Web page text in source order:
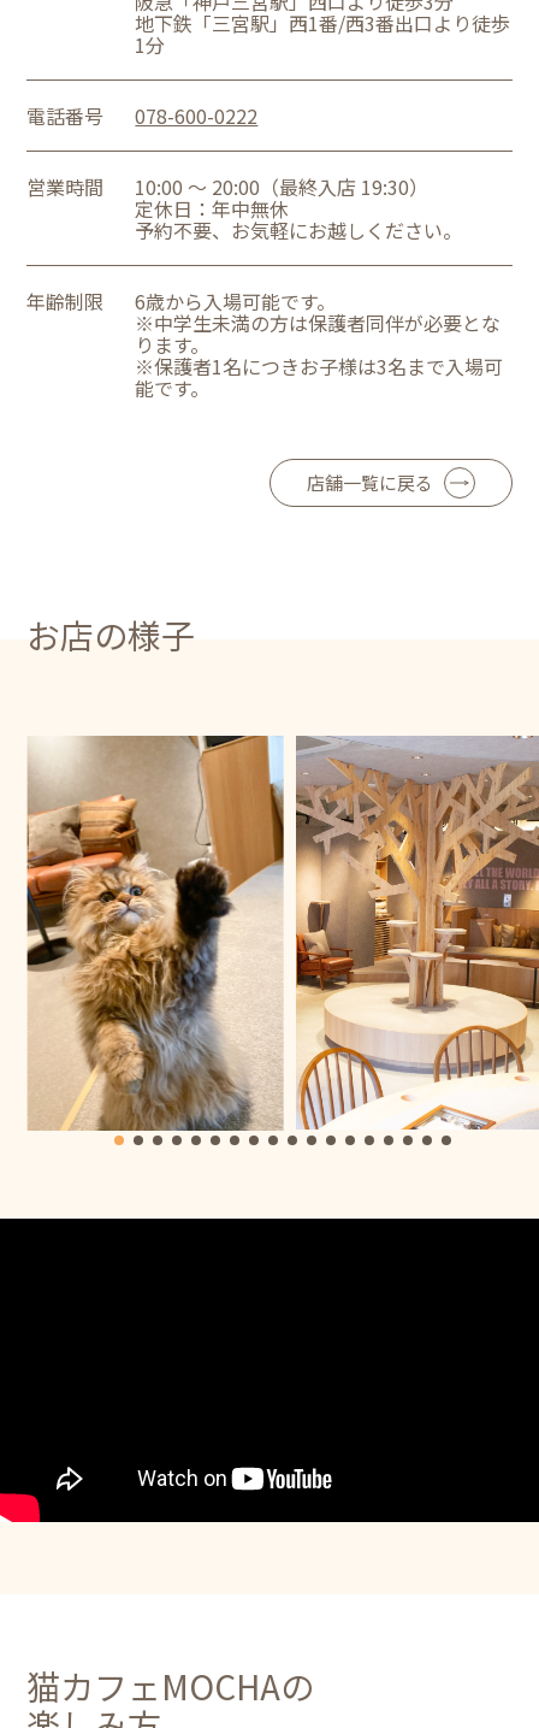
地下鉄「三宮駅」西1番/西3番出口より徒歩
1分
電話番号 078-600-0222
営業時間 10:00 ～ 20:00（最終入店 19:30）
定休日：年中無休
予約不要、お気軽にお越しください。
年齢制限 6歳から入場可能です。
※中学生未満の方は保護者同伴が必要とな
ります。
※保護者1名につきお子様は3名まで入場可
能です。
店舗一覧に戻る
お店の様子
猫カフェMOCHAの